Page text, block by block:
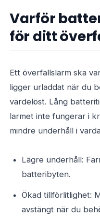
Varför
för ditt
Ett överfallslarm ska
ligger urladdat när du
värdelöst. Lång
larmet inte fungerar i
mindre underhåll i
Lägre underhåll:
batteribyten.
Ökad tillförlitlighet:
avstängt när du